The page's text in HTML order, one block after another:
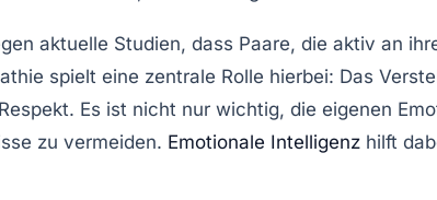
aktuelle Studien, dass Paare, die aktiv an
spielt eine zentrale Rolle hierbei: Das
Es ist nicht nur wichtig, die eigenen
zu vermeiden. Emotionale Intelligenz hilft